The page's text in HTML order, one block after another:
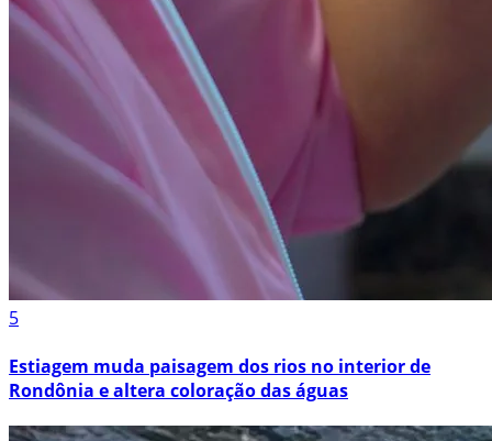
5
Estiagem muda paisagem dos rios no interior de
Rondônia e altera coloração das águas